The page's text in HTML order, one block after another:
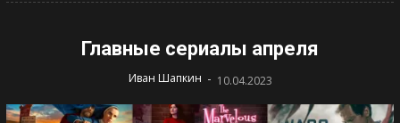
Главные сериалы апреля
Иван Шапкин - 10.04.2023